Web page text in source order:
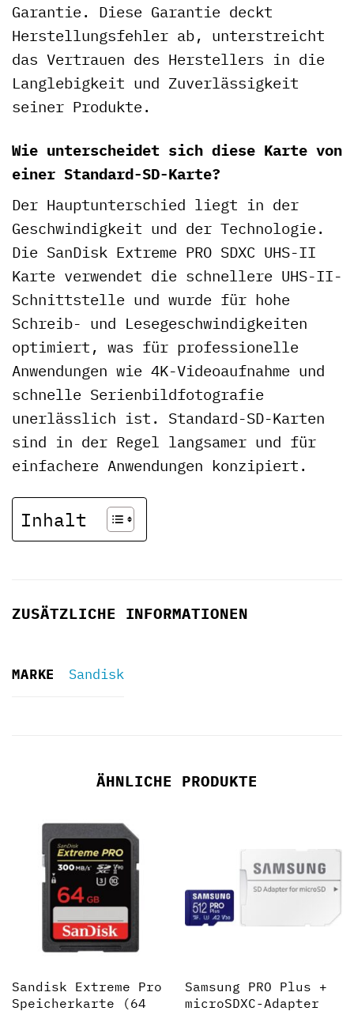
Garantie. Diese Garantie deckt
Herstellungsfehler ab, unterstreicht
das Vertrauen des Herstellers in die
Langlebigkeit und Zuverlässigkeit
seiner Produkte.
Wie unterscheidet sich diese Karte von
einer Standard-SD-Karte?
Der Hauptunterschied liegt in der
Geschwindigkeit und der Technologie.
Die SanDisk Extreme PRO SDXC UHS-II
Karte verwendet die schnellere UHS-II-
Schnittstelle und wurde für hohe
Schreib- und Lesegeschwindigkeiten
optimiert, was für professionelle
Anwendungen wie 4K-Videoaufnahme und
schnelle Serienbildfotografie
unerlässlich ist. Standard-SD-Karten
sind in der Regel langsamer und für
einfachere Anwendungen konzipiert.
Inhalt
ZUSÄTZLICHE INFORMATIONEN
MARKE Sandisk
ÄHNLICHE PRODUKTE
Sandisk Extreme Pro
Speicherkarte (64
Samsung PRO Plus +
microSDXC-Adapter